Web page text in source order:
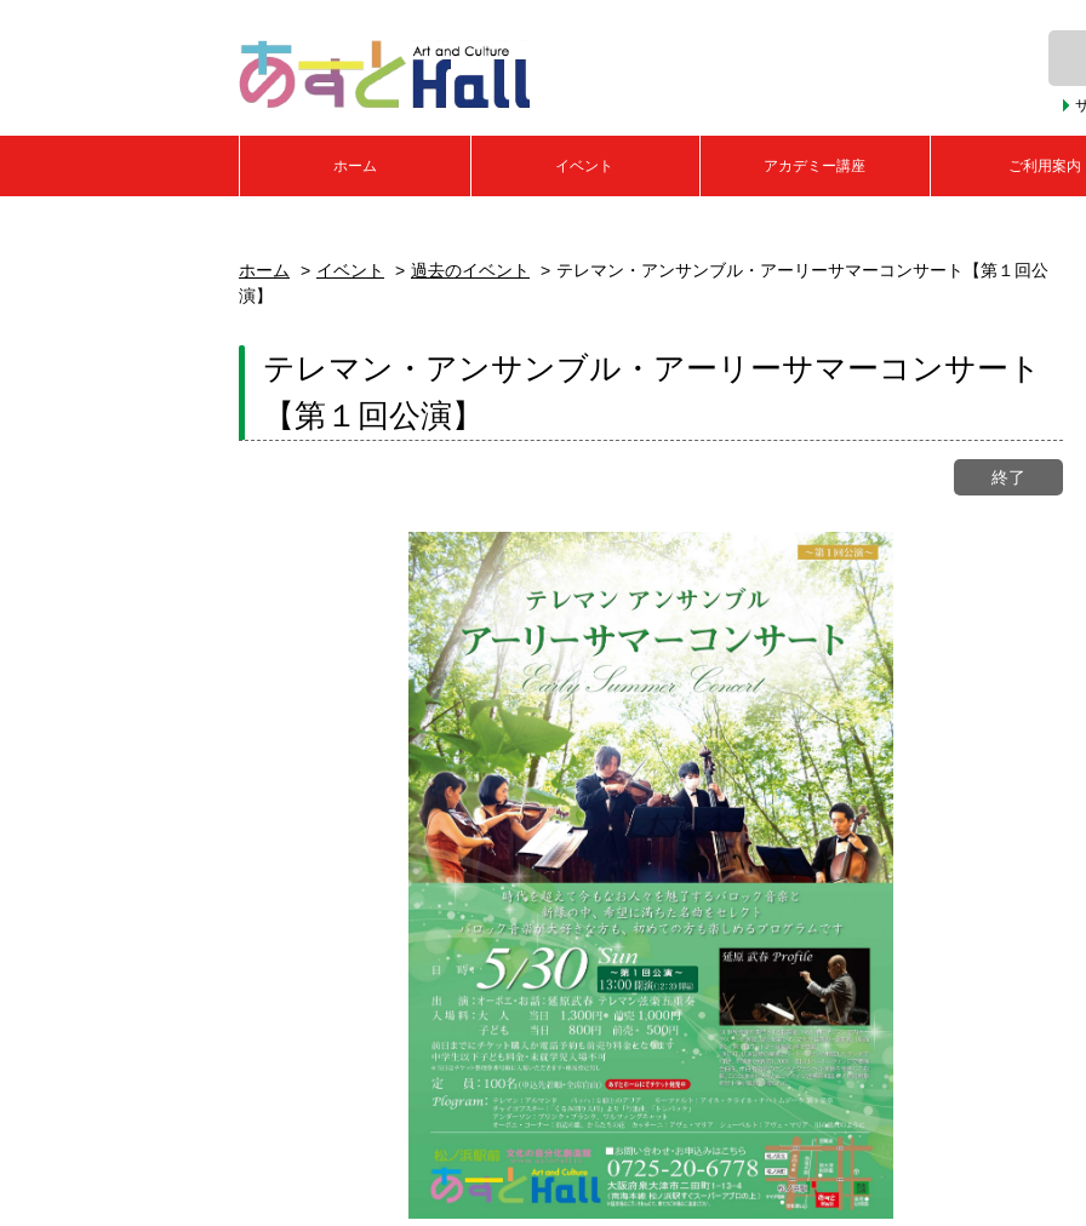
ホーム イベント アカデミー講座 ご利用案内
ホーム イベント 過去のイベント
テレマン・アンサンブル・アーリーサマーコンサート【第１回公
演】
テレマン・アンサンブル・アーリーサマーコンサート
【第１回公演】
終了